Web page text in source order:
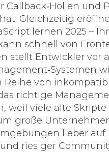
Callback‑Höllen und
Gleichzeitig
lernen 2025 –
schnell von
stellt Entwickler vor
Reihe von
richtige
weil viele alte
große
lieber
und riesiger